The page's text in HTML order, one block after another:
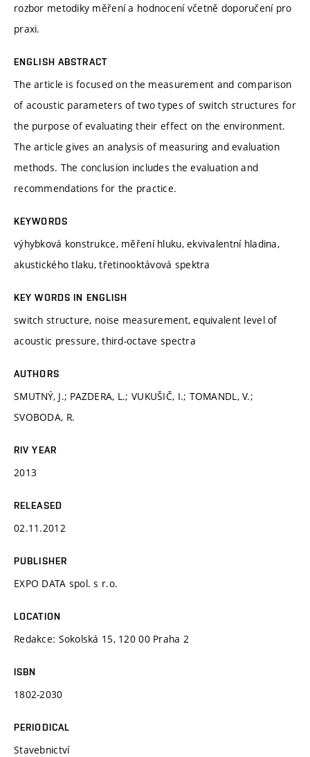
rozbor metodiky měření a hodnocení včetně doporučení pro
praxi.
ENGLISH ABSTRACT
The article is focused on the measurement and comparison
of acoustic parameters of two types of switch structures for
the purpose of evaluating their effect on the environment.
The article gives an analysis of measuring and evaluation
methods. The conclusion includes the evaluation and
recommendations for the practice.
KEYWORDS
výhybková konstrukce, měření hluku, ekvivalentní hladina,
akustického tlaku, třetinooktávová spektra
KEY WORDS IN ENGLISH
switch structure, noise measurement, equivalent level of
acoustic pressure, third-octave spectra
AUTHORS
SMUTNÝ, J.; PAZDERA, L.; VUKUŠIČ, I.; TOMANDL, V.;
SVOBODA, R.
RIV YEAR
2013
RELEASED
02.11.2012
PUBLISHER
EXPO DATA spol. s r.o.
LOCATION
Redakce: Sokolská 15, 120 00 Praha 2
ISBN
1802-2030
PERIODICAL
Stavebnictví